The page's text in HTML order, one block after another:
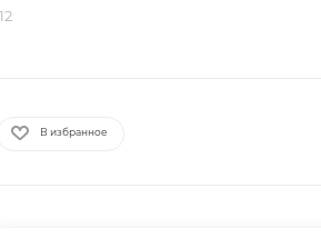
В избранное